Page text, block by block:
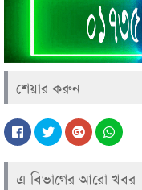
শেয়ার করুন
এ বিভাগের আরো খবর